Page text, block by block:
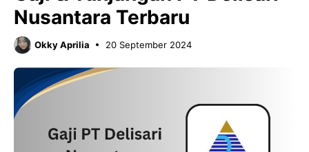
Nusantara Terbaru
Okky Aprilia 20 September 2024